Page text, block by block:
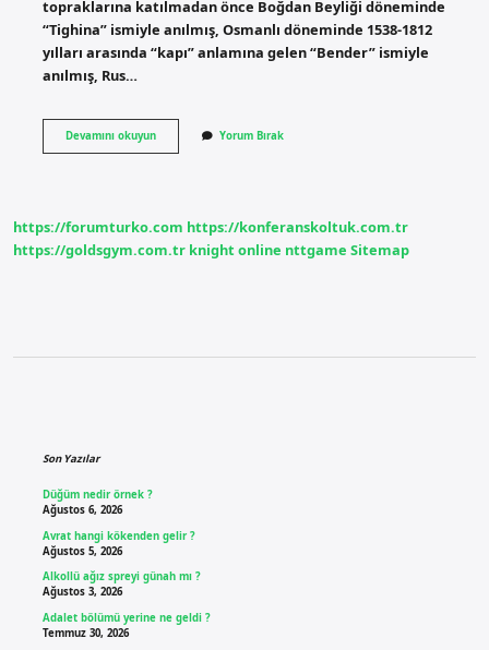
topraklarına katılmadan önce Boğdan Beyliği döneminde
“Tighina” ismiyle anılmış, Osmanlı döneminde 1538-1812
yılları arasında “kapı” anlamına gelen “Bender” ismiyle
anılmış, Rus…
Devamını okuyunBok
Osmanlıca
Yorum Bırak
https://forumturko.com https://konferanskoltuk.com.tr
https://goldsgym.com.tr knight online nttgame Sitemap
Son Yazılar
Düğüm nedir örnek ?
Ağustos 6, 2026
Avrat hangi kökenden gelir ?
Ağustos 5, 2026
Alkollü ağız spreyi günah mı ?
Ağustos 3, 2026
Adalet bölümü yerine ne geldi ?
Temmuz 30, 2026